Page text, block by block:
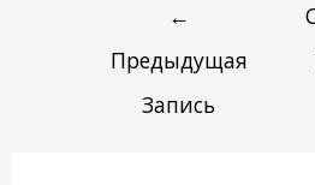
←
Предыдущая
Запись